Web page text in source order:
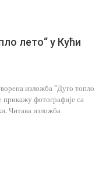
лето“ у Кући
изложба "Дуго топло
прикажу фотографије са
Читава изложба